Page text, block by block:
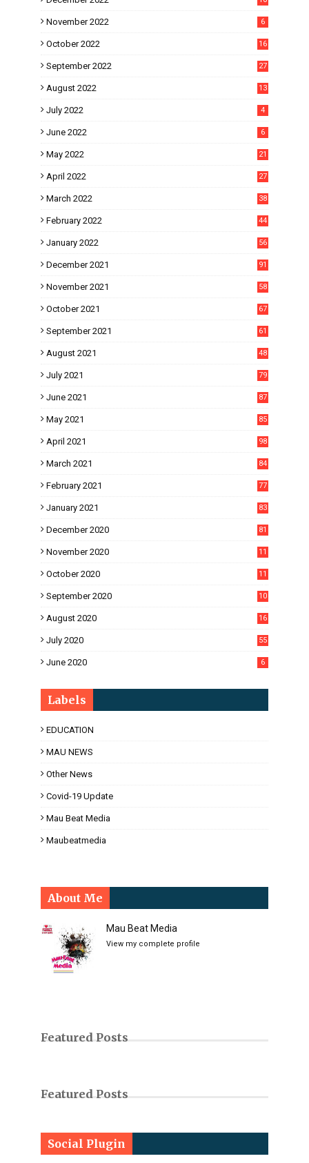
November 2022 6
October 2022 16
September 2022 27
August 2022 13
July 2022 4
June 2022 6
May 2022 21
April 2022 27
March 2022 38
February 2022 44
January 2022 56
December 2021 91
November 2021 58
October 2021 67
September 2021 61
August 2021 48
July 2021 79
June 2021 87
May 2021 85
April 2021 98
March 2021 84
February 2021 77
January 2021 83
December 2020 81
November 2020
11
October 2020
11
September 2020
10
August 2020
16
July 2020 55
June 2020 6
Labels
EDUCATION
MAU NEWS
Other News
Covid-19 Update
Mau Beat Media
Maubeatmedia
About Me
Mau Beat Media
View my complete profile
Featured Posts
Featured Posts
Social Plugin